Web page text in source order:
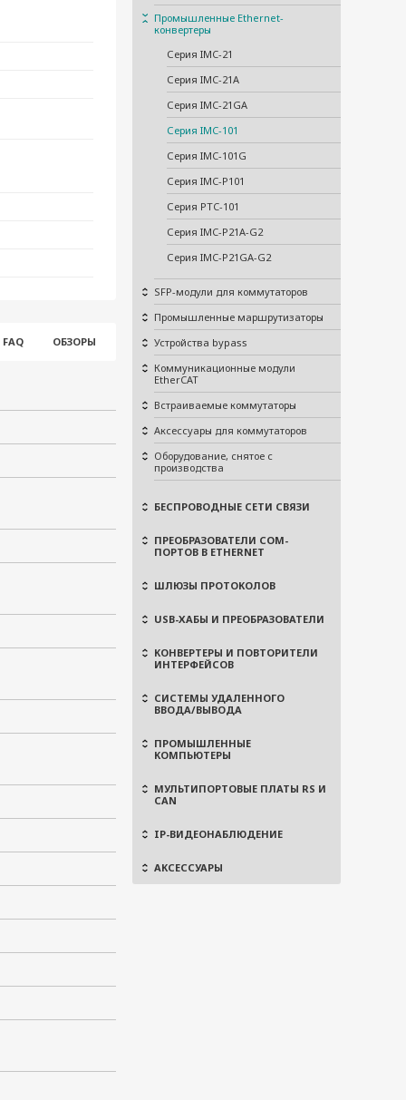
Промышленные Ethernet-
конвертеры
Серия IMC-21
Серия IMC-21A
Серия IMC-21GA
Серия IMC-101
Серия IMC-101G
Серия IMC-P101
Серия PTC-101
Серия IMC-P21A-G2
Серия IMC-P21GA-G2
SFP-модули для коммутаторов
Промышленные маршрутизаторы
Устройства bypass
Коммуникационные модули
EtherCAT
Встраиваемые коммутаторы
Аксессуары для коммутаторов
Оборудование, снятое с
производства
БЕСПРОВОДНЫЕ СЕТИ СВЯЗИ
ПРЕОБРАЗОВАТЕЛИ COM-
ПОРТОВ В ETHERNET
ШЛЮЗЫ ПРОТОКОЛОВ
USB-ХАБЫ И ПРЕОБРАЗОВАТЕЛИ
КОНВЕРТЕРЫ И ПОВТОРИТЕЛИ
ИНТЕРФЕЙСОВ
СИСТЕМЫ УДАЛЕННОГО
ВВОДА/ВЫВОДА
ПРОМЫШЛЕННЫЕ
КОМПЬЮТЕРЫ
МУЛЬТИПОРТОВЫЕ ПЛАТЫ RS И
CAN
IP-ВИДЕОНАБЛЮДЕНИЕ
АКСЕССУАРЫ
FAQ ОБЗОРЫ